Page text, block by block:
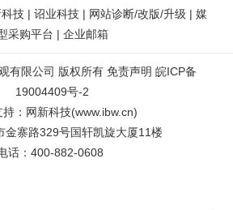
技 | 诏业科技 | 网站诊断/改版/升级 | 媒
采购平台 | 企业邮箱
有限公司 版权所有 免责声明 皖ICP备
19004409号-2
持 ： 网新科技(www.ibw.cn)
金寨路329号国轩凯旋大厦11楼
话：400-882-0608